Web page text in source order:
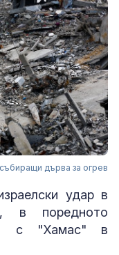
дърва за огрев
удар в
в поредното
с "Хамас" в